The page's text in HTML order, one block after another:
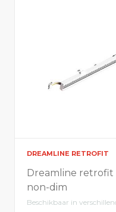
DREAMLINE RETROFIT
Dreamline retrofit
non-dim
Beschikbaar in